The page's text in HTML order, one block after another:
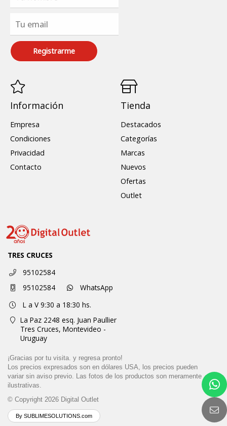
Registrarme
Información
Empresa
Condiciones
Privacidad
Contacto
Tienda
Destacados
Categorías
Marcas
Nuevos
Ofertas
Outlet
TRES CRUCES
95102584
95102584
WhatsApp
L a V 9:30 a 18:30 hs.
La Paz 2248 esq. Juan Paullier
Tres Cruces, Montevideo -
Uruguay
¡Gracias por tu visita. y regresa pronto!
Los precios expresados son en dólares USA, los precios pueden
variar sin aviso previo. Las fotos de los productos son meramente
ilustrativas.
© Copyright 2026 Digital Outlet
By SUBLIMESOLUTIONS.com